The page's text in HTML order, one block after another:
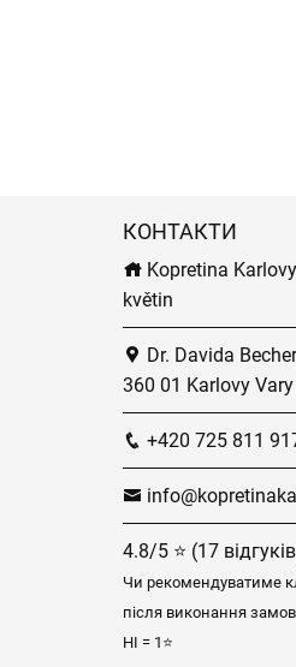
КОНТАКТИ
Kopretina
květin
Dr. Davida
360 01 Karlovy Vary
+420 725 811
4.8/5 ⭐ (17
Чи рекомендуватиме
після виконання
НІ = 1⭐